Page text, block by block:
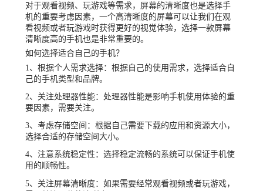
对于观看视频、玩游戏等需求，屏幕的清晰度也是选择手
机的重要考虑因素，一个高清晰度的屏幕可以让我们在观
看视频或者玩游戏时获得更好的视觉体验，选择一款屏幕
清晰度高的手机也是非常重要的。
如何选择适合自己的手机？
1、根据个人需求选择：根据自己的使用需求，选择适合自
己的手机类型和品牌。
2、关注处理器性能：处理器性能是影响手机使用体验的重
要因素，需要关注。
3、考虑存储空间：根据自己需要下载的应用和资源大小，
选择合适的存储空间大小。
4、注意系统稳定性：选择稳定流畅的系统可以保证手机使
用的顺畅性。
5、关注屏幕清晰度：如果需要经常观看视频或者玩游戏，